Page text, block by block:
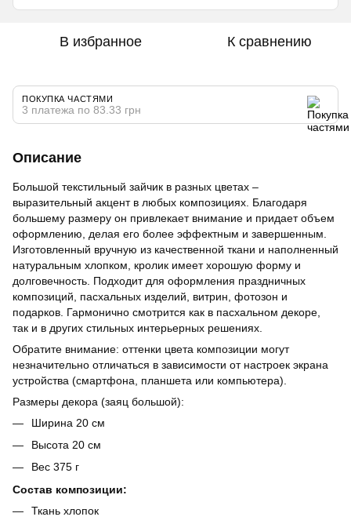
В избранное К сравнению
ПОКУПКА ЧАСТЯМИ
3 платежа по 83.33 грн
Описание
Большой текстильный зайчик в разных цветах –
выразительный акцент в любых композициях. Благодаря
большему размеру он привлекает внимание и придает объем
оформлению, делая его более эффектным и завершенным.
Изготовленный вручную из качественной ткани и наполненный
натуральным хлопком, кролик имеет хорошую форму и
долговечность. Подходит для оформления праздничных
композиций, пасхальных изделий, витрин, фотозон и
подарков. Гармонично смотрится как в пасхальном декоре,
так и в других стильных интерьерных решениях.
Обратите внимание: оттенки цвета композиции могут
незначительно отличаться в зависимости от настроек экрана
устройства (смартфона, планшета или компьютера).
Размеры декора (заяц большой):
Ширина 20 см
Высота 20 см
Вес 375 г
Состав композиции:
Ткань хлопок